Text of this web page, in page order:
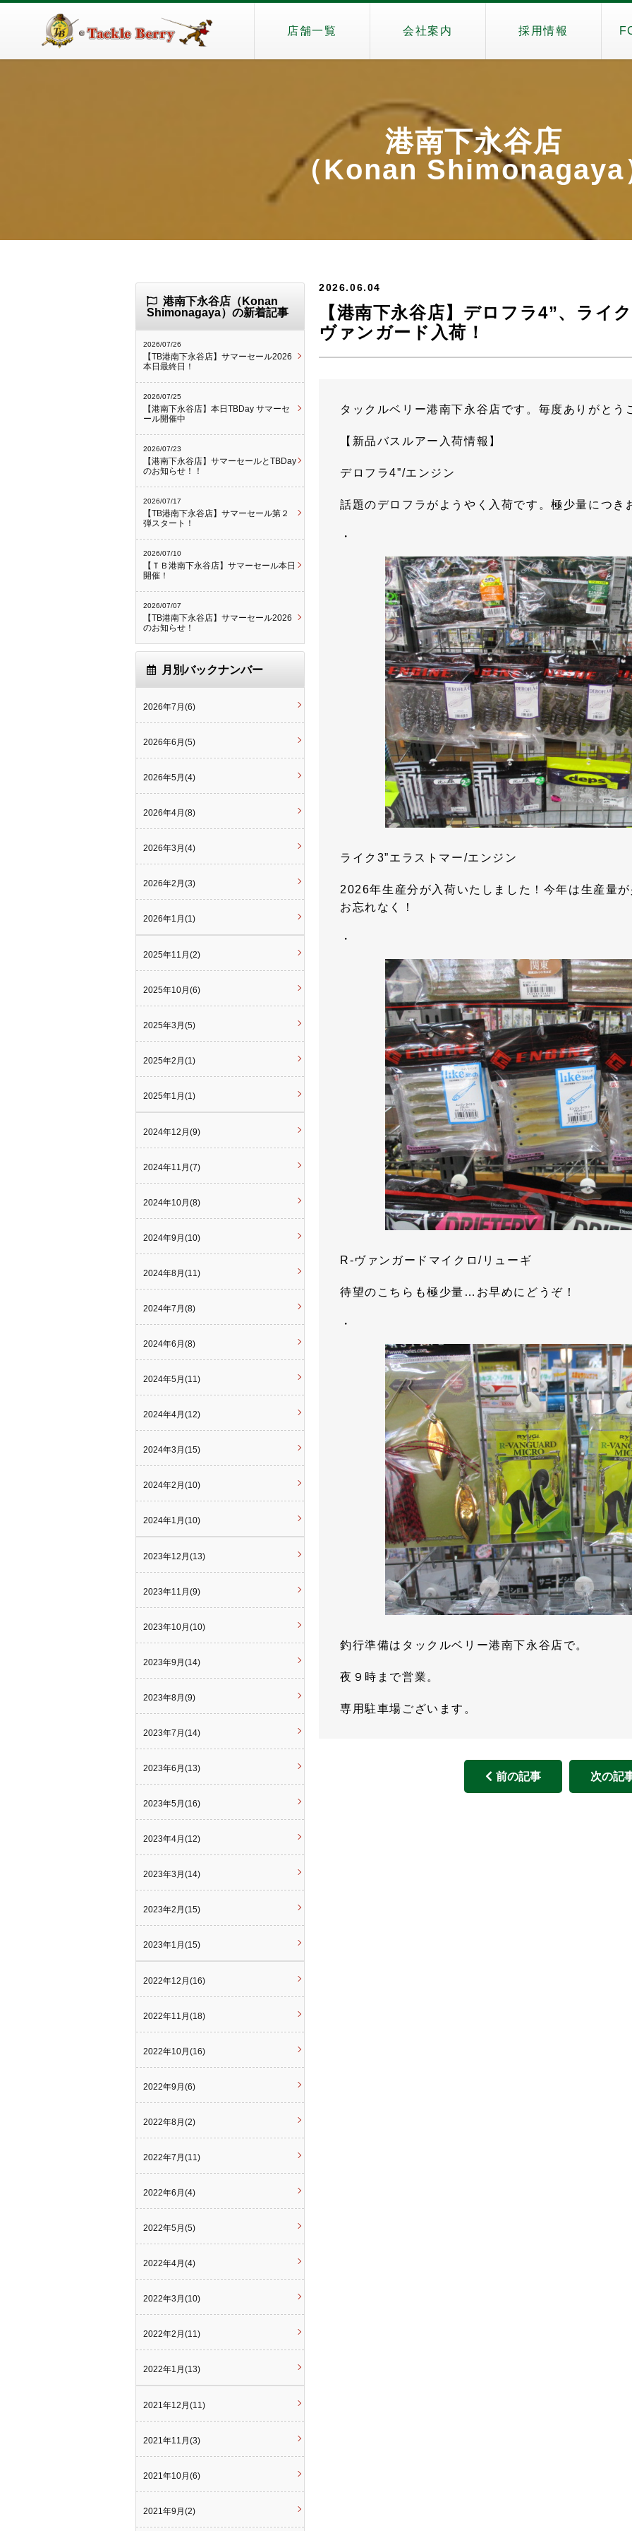
店舗一覧 会社案内 採用情報
港南下永谷店
（Konan Shimonagaya
2026.06.04
【港南下永谷店】デロフラ4”、ライ
ヴァンガード入荷！
タックルベリー港南下永谷店です。毎度ありがとう
【新品バスルアー入荷情報】
デロフラ4”/エンジン
話題のデロフラがようやく入荷です。極少量につき
・
ライク3”エラストマー/エンジン
2026年生産分が入荷いたしました！今年は生産量
お忘れなく！
・
R-ヴァンガードマイクロ/リューギ
待望のこちらも極少量…お早めにどうぞ！
・
釣行準備はタックルベリー港南下永谷店で。
夜９時まで営業。
専用駐車場ございます。
前の記事 次の記
港南下永谷店（Konan
Shimonagaya）の新着記事
2026/07/26
【TB港南下永谷店】サマーセール2026
本日最終日！
2026/07/25
【港南下永谷店】本日TBDay サマーセ
ール開催中
2026/07/23
【港南下永谷店】サマーセールとTBDay
のお知らせ！！
2026/07/17
【TB港南下永谷店】サマーセール第２
弾スタート！
2026/07/10
【ＴＢ港南下永谷店】サマーセール本日
開催！
2026/07/07
【TB港南下永谷店】サマーセール2026
のお知らせ！
月別バックナンバー
2026年7月(6)
2026年6月(5)
2026年5月(4)
2026年4月(8)
2026年3月(4)
2026年2月(3)
2026年1月(1)
2025年11月(2)
2025年10月(6)
2025年3月(5)
2025年2月(1)
2025年1月(1)
2024年12月(9)
2024年11月(7)
2024年10月(8)
2024年9月(10)
2024年8月(11)
2024年7月(8)
2024年6月(8)
2024年5月(11)
2024年4月(12)
2024年3月(15)
2024年2月(10)
2024年1月(10)
2023年12月(13)
2023年11月(9)
2023年10月(10)
2023年9月(14)
2023年8月(9)
2023年7月(14)
2023年6月(13)
2023年5月(16)
2023年4月(12)
2023年3月(14)
2023年2月(15)
2023年1月(15)
2022年12月(16)
2022年11月(18)
2022年10月(16)
2022年9月(6)
2022年8月(2)
2022年7月(11)
2022年6月(4)
2022年5月(5)
2022年4月(4)
2022年3月(10)
2022年2月(11)
2022年1月(13)
2021年12月(11)
2021年11月(3)
2021年10月(6)
2021年9月(2)